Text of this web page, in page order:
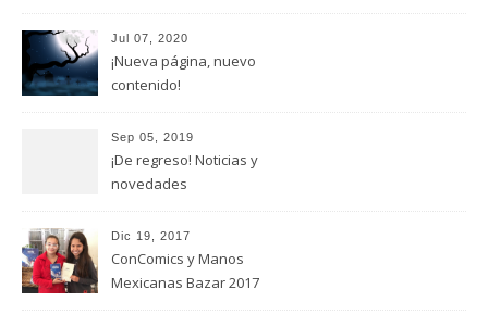
Jul 07, 2020
¡Nueva página, nuevo
contenido!
Sep 05, 2019
¡De regreso! Noticias y
novedades
Dic 19, 2017
ConComics y Manos
Mexicanas Bazar 2017